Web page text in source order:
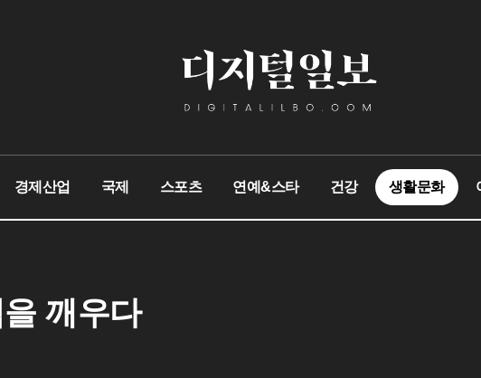
경제산업 국제 스포츠 연예&스타 건강 생활문화
깨우다